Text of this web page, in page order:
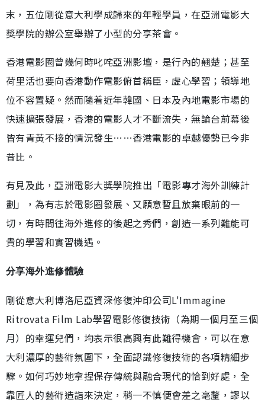
末，五位剛從意大利學成歸來的年輕學員，在亞洲電影大
獎學院的辦公室舉辦了小型的分享茶會。
香港電影圈曾幾何時叱咤亞洲影壇，是行內的翹楚；甚至
荷里活也要向香港動作電影俯首稱臣，虛心學習；領導地
位不容置疑。然而隨着近年韓國、日本及內地電影市場的
快速擴張發展，香港的電影人才不斷流失，無論台前幕後
皆有青黃不接的情況發生……香港電影的卓越優勢已今非
昔比。
有見及此，亞洲電影大獎學院推出「電影專才海外訓練計
劃」，為有志於電影圈發展、又願意暫且放棄眼前的一
切，有時間往海外進修的後起之秀們，創造一系列難能可
貴的學習和實習機遇。
分享海外進修體驗
剛從意大利博洛尼亞資深修復沖印公司L'Immagine
Ritrovata Film Lab學習電影修復技術（為期一個月至三個
月）的幸運兒們，均表示很高興有此難得機會，可以在意
大利濃厚的藝術氛圍下，全面認識修復技術的各項精細步
驟。如何巧妙地拿捏保存傳統與融合現代的恰到好處，全
靠匠人的藝術造詣來決定，稍一不慎便會差之毫釐，謬以